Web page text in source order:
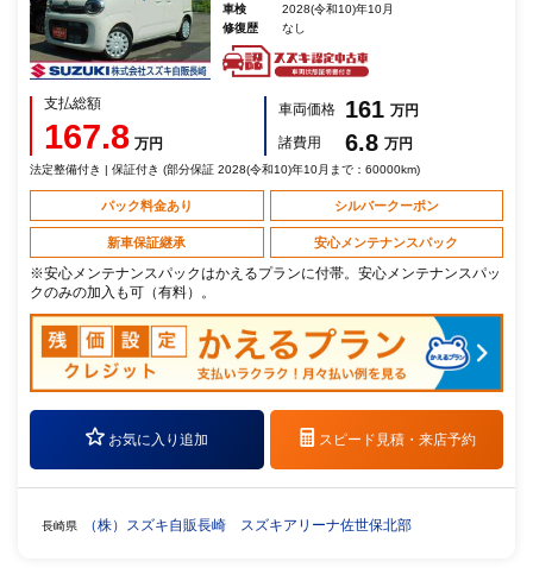
車検
2028(令和10)年10月
修復歴
なし
支払総額
167.8 万円
車両価格 161 万円
諸費用
6.8 万円
法定整備付き | 保証付き (部分保証 2028(令和10)年10月まで：60000km)
パック料金あり シルバークーポン
新車保証継承 安心メンテナンスパック
※安心メンテナンスパックはかえるプランに付帯。安心メンテナンスパッ
クのみの加入も可（有料）。
お気に入り追加 スピード見積・ 来店予約
長崎県 （株）スズキ自販長崎 スズキアリーナ佐世保北部